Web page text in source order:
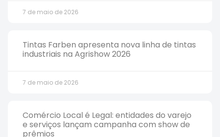
7 de maio de 2026
Tintas Farben apresenta nova linha de tintas
industriais na Agrishow 2026
7 de maio de 2026
Comércio Local é Legal: entidades do varejo
e serviços lançam campanha com show de
prêmios